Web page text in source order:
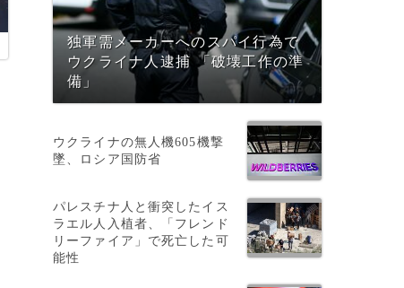
独軍需メーカーへのスパイ行為で
ウクライナ人逮捕 「破壊工作の準
備」
ウクライナの無人機605機撃
墜、ロシア国防省
パレスチナ人と衝突したイス
ラエル人入植者、「フレンド
リーファイア」で死亡した可
能性